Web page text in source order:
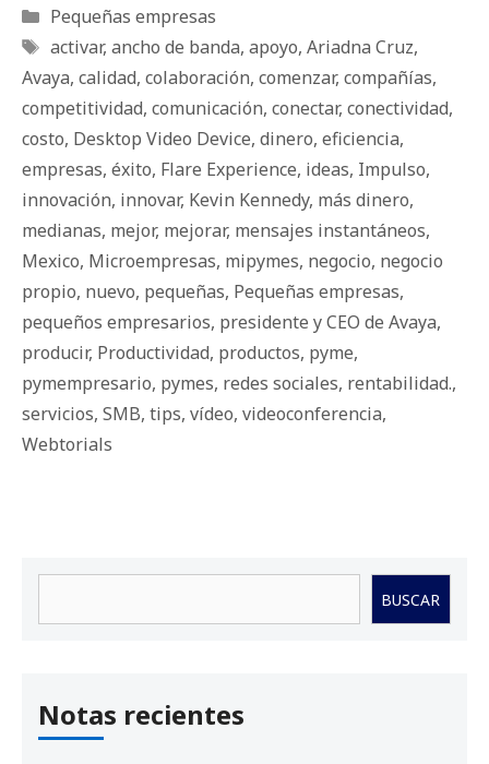
Categorías
Pequeñas empresas
Etiquetas
activar, ancho de banda, apoyo, Ariadna Cruz,
Avaya, calidad, colaboración, comenzar, compañías,
competitividad, comunicación, conectar, conectividad,
costo, Desktop Video Device, dinero, eficiencia,
empresas, éxito, Flare Experience, ideas, Impulso,
innovación, innovar, Kevin Kennedy, más dinero,
medianas, mejor, mejorar, mensajes instantáneos,
Mexico, Microempresas, mipymes, negocio, negocio
propio, nuevo, pequeñas, Pequeñas empresas,
pequeños empresarios, presidente y CEO de Avaya,
producir, Productividad, productos, pyme,
pymempresario, pymes, redes sociales, rentabilidad.,
servicios, SMB, tips, vídeo, videoconferencia,
Webtorials
BUSCAR
Notas recientes